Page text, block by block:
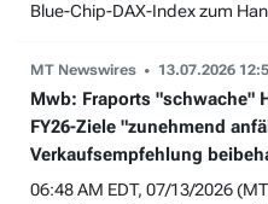
Blue-Chip-DAX-Index zum
MT Newswires 13.07.2026
Mwb: Fraports "schwache"
FY26-Ziele "zunehmend
Verkaufsempfehlung
06:48 AM EDT, 07/13/2026